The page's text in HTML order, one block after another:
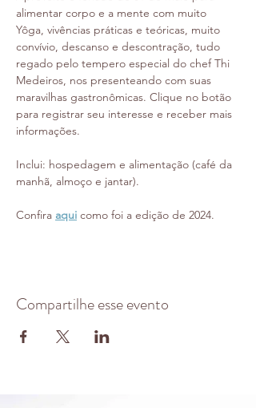
alimentar corpo e a mente com muito
Yôga, vivências práticas e teóricas, muito
convívio, descanso e descontração, tudo
regado pelo tempero especial do chef Thi
Medeiros, nos presenteando com suas
maravilhas gastronômicas. Clique no botão
para registrar seu interesse e receber mais
informações.
Inclui: hospedagem e alimentação (café da
manhã, almoço e jantar).
Confira aqui como foi a edição de 2024.
Compartilhe esse evento